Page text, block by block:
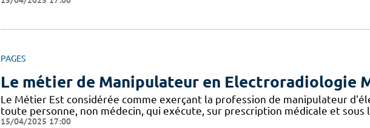
PAGES
Le métier de Manipulateur en Electroradiologie
Le Métier Est considérée comme exerçant la profession de manipulateur
toute personne, non médecin, qui exécute, sur prescription médicale et sous
15/04/2025 17:00